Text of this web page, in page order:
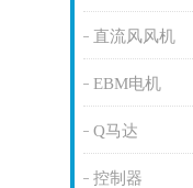
直流风风机
EBM电机
Q马达
控制器